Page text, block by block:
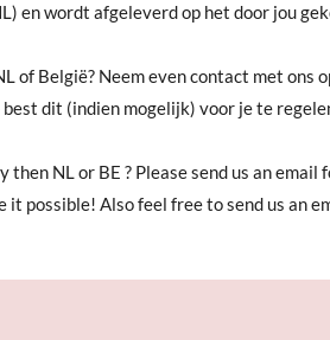
en wordt afgeleverd op het door jou
of België? Neem even contact met ons
dit (indien mogelijk) voor je te
NL or BE ? Please send us an
it possible! Also feel free to send us an